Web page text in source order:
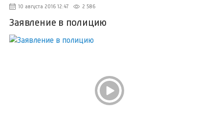
10 августа 2016 12:47 2 586
Заявление в полицию